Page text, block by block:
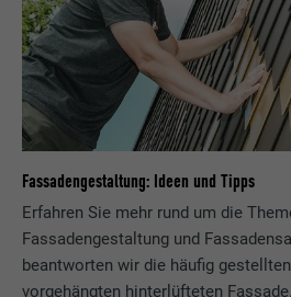
Fassadengestaltung: Ideen und Tipps
Erfahren Sie mehr rund um die
Fassadengestaltung und
beantworten wir die häufig
vorgehängten hinterlüfteten Fassade.